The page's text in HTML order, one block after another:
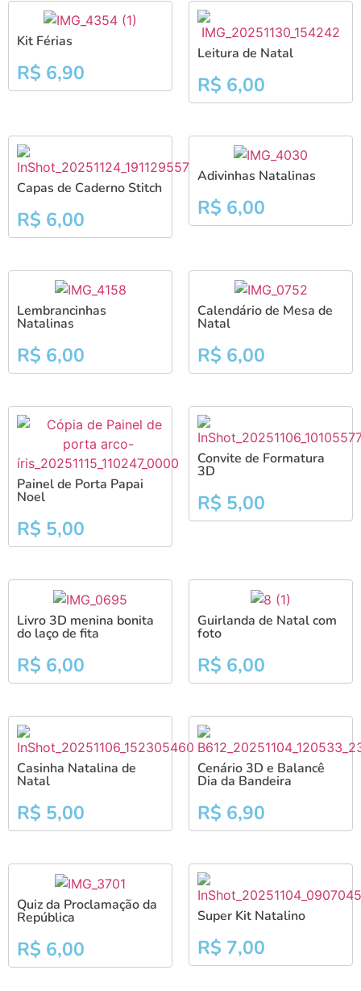
Kit Férias
R$ 6,90
Leitura de Natal
R$ 6,00
Capas de Caderno Stitch
R$ 6,00
Adivinhas Natalinas
R$ 6,00
Lembrancinhas
Natalinas
R$ 6,00
Calendário de Mesa de
Natal
R$ 6,00
Painel de Porta Papai
Noel
R$ 5,00
Convite de Formatura
3D
R$ 5,00
Livro 3D menina bonita
do laço de fita
R$ 6,00
Guirlanda de Natal com
foto
R$ 6,00
Casinha Natalina de
Natal
R$ 5,00
Cenário 3D e Balancê
Dia da Bandeira
R$ 6,90
Quiz da Proclamação da
República
R$ 6,00
Super Kit Natalino
R$ 7,00